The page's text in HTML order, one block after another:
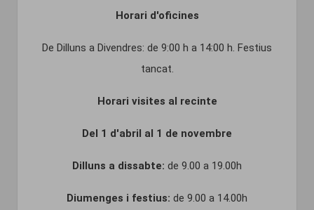
Horari d'oficines
De Dilluns a Divendres: de 9:00 h a 14:00 h. Festius
tancat.
Horari visites al recinte
Del 1 d'abril al 1 de novembre
Dilluns a dissabte: de 9.00 a 19.00h
Diumenges i festius: de 9.00 a 14.00h